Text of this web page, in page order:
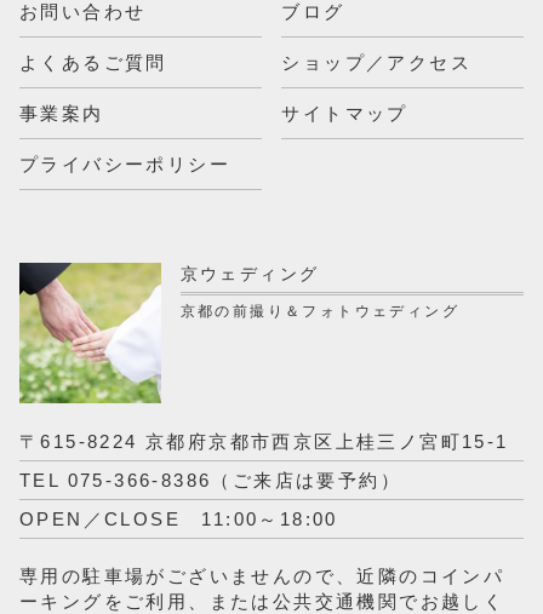
お問い合わせ ブログ
よくあるご質問 ショップ／アクセス
事業案内 サイトマップ
プライバシーポリシー
京ウェディング
京都の前撮り＆フォトウェディング
〒615-8224 京都府京都市西京区上桂三ノ宮町15-1
TEL 075-366-8386（ご来店は要予約）
OPEN／CLOSE 11:00～18:00
専用の駐車場がございませんので、近隣のコインパ
ーキングをご利用、または公共交通機関でお越しく